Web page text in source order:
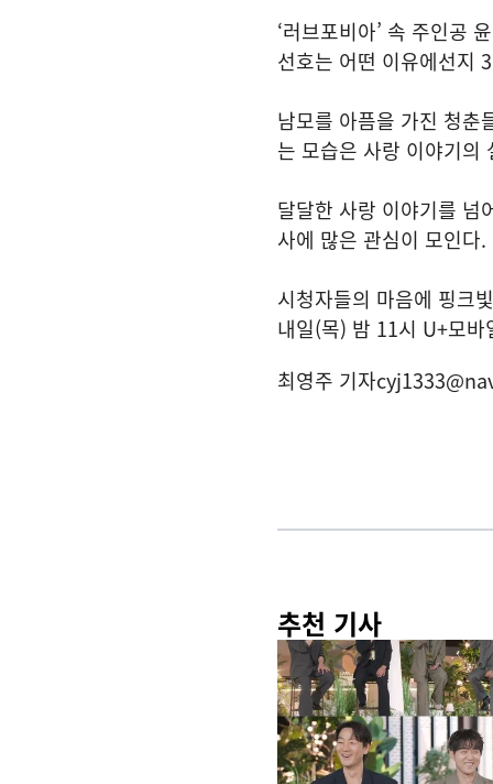
‘러브포비아’ 속 주인공
선호는 어떤 이유에선지
남모를 아픔을 가진 청춘
는 모습은 사랑 이야기의
달달한 사랑 이야기를 넘
사에 많은 관심이 모인다.
시청자들의 마음에 핑크
내일(목) 밤 11시 U+모
최영주 기자
추천 기사